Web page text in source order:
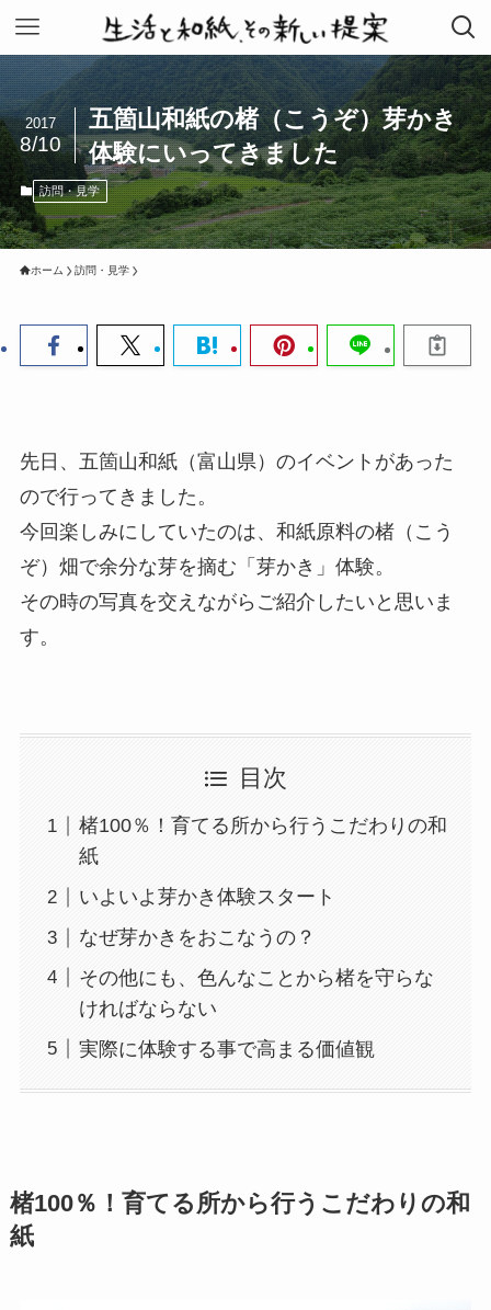
五箇山和紙の楮（こうぞ）芽かき
体験にいってきました
2017
8/10
訪問・見学
ホーム 訪問・見学
先日、五箇山和紙（富山県）のイベントがあった
ので行ってきました。
今回楽しみにしていたのは、和紙原料の楮（こう
ぞ）畑で余分な芽を摘む「芽かき」体験。
その時の写真を交えながらご紹介したいと思いま
す。
目次
楮100％！育てる所から行うこだわりの和
紙
いよいよ芽かき体験スタート
なぜ芽かきをおこなうの？
その他にも、色んなことから楮を守らな
ければならない
実際に体験する事で高まる価値観
楮100％！育てる所から行うこだわりの和
紙